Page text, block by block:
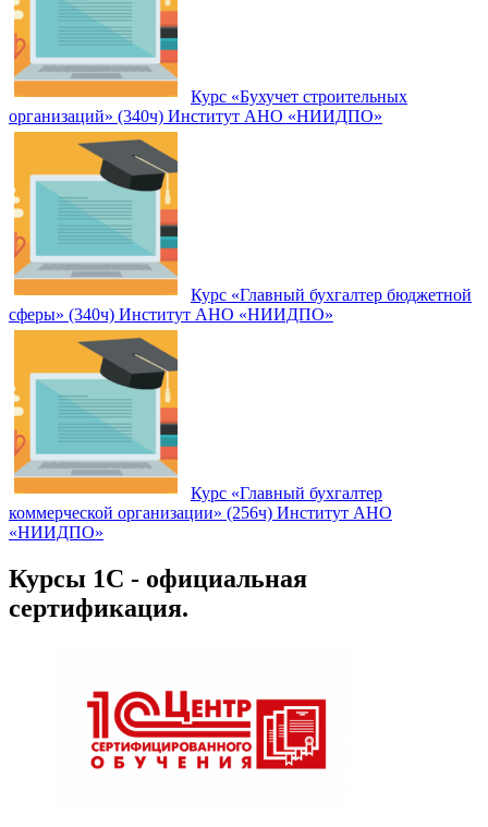
Курс «Бухучет строительных
организаций» (340ч) Институт АНО «НИИДПО»
Курс «Главный бухгалтер бюджетной
сферы» (340ч) Институт АНО «НИИДПО»
Курс «Главный бухгалтер
коммерческой организации» (256ч) Институт АНО
«НИИДПО»
Курсы 1С - официальная
сертификация.